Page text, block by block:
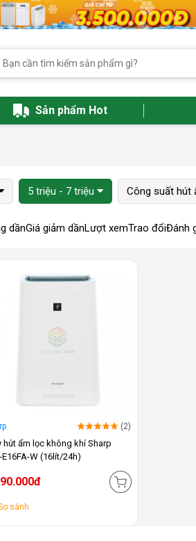
Sản phẩm Hot
5 triệu - 7 triệu Công suất hút
dầnGiá giảm dầnLượt xemTrao đổiĐánh
(2)
hút ẩm lọc không khí Sharp
E16FA-W (16lít/24h)
sánh